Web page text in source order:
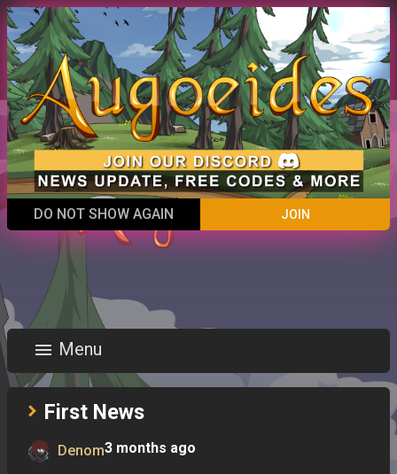
ACCOUNT
menu Menu
First News
Denom3 months ago
close
DO NOT SHOW AGAIN JOIN